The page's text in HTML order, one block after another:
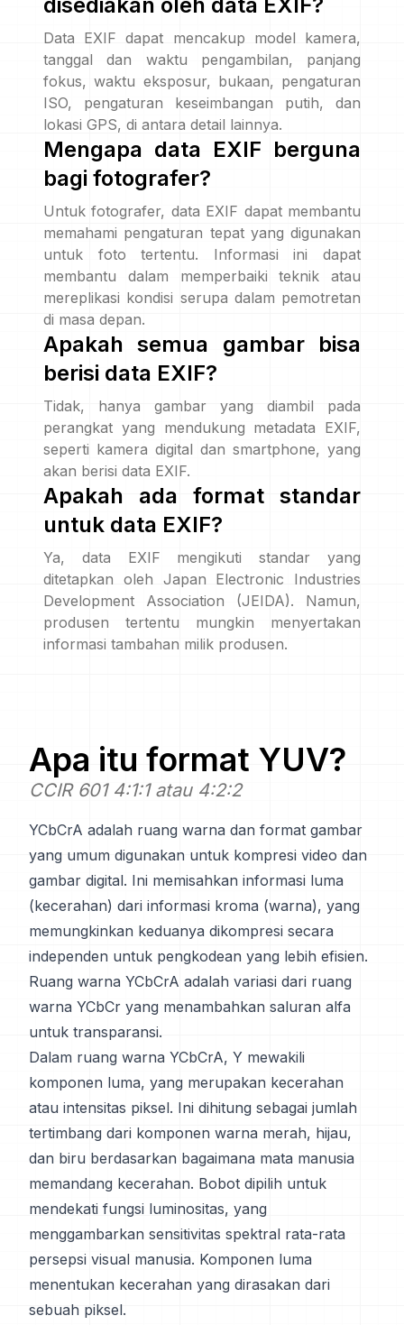
Data EXIF dapat mencakup model kamera,
tanggal dan waktu pengambilan, panjang
fokus, waktu eksposur, bukaan, pengaturan
ISO, pengaturan keseimbangan putih, dan
lokasi GPS, di antara detail lainnya.
Mengapa data EXIF berguna
bagi fotografer?
Untuk fotografer, data EXIF dapat membantu
memahami pengaturan tepat yang digunakan
untuk foto tertentu. Informasi ini dapat
membantu dalam memperbaiki teknik atau
mereplikasi kondisi serupa dalam pemotretan
di masa depan.
Apakah semua gambar bisa
berisi data EXIF?
Tidak, hanya gambar yang diambil pada
perangkat yang mendukung metadata EXIF,
seperti kamera digital dan smartphone, yang
akan berisi data EXIF.
Apakah ada format standar
untuk data EXIF?
Ya, data EXIF mengikuti standar yang
ditetapkan oleh Japan Electronic Industries
Development Association (JEIDA). Namun,
produsen tertentu mungkin menyertakan
informasi tambahan milik produsen.
Apa itu format YUV?
CCIR 601 4:1:1 atau 4:2:2
YCbCrA adalah ruang warna dan format gambar
yang umum digunakan untuk kompresi video dan
gambar digital. Ini memisahkan informasi luma
(kecerahan) dari informasi kroma (warna), yang
memungkinkan keduanya dikompresi secara
independen untuk pengkodean yang lebih efisien.
Ruang warna YCbCrA adalah variasi dari ruang
warna YCbCr yang menambahkan saluran alfa
untuk transparansi.
Dalam ruang warna YCbCrA, Y mewakili
komponen luma, yang merupakan kecerahan
atau intensitas piksel. Ini dihitung sebagai jumlah
tertimbang dari komponen warna merah, hijau,
dan biru berdasarkan bagaimana mata manusia
memandang kecerahan. Bobot dipilih untuk
mendekati fungsi luminositas, yang
menggambarkan sensitivitas spektral rata-rata
persepsi visual manusia. Komponen luma
menentukan kecerahan yang dirasakan dari
sebuah piksel.